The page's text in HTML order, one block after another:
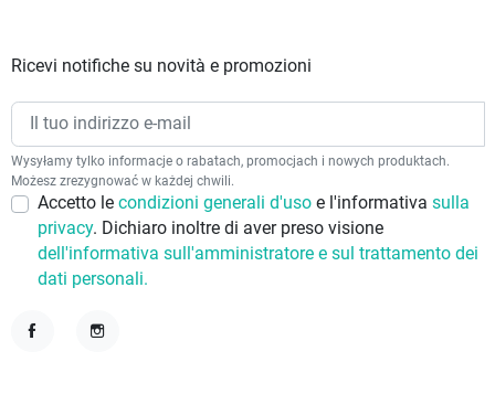
Ricevi notifiche su novità e promozioni
Wysyłamy tylko informacje o rabatach, promocjach i nowych produktach.
Możesz zrezygnować w każdej chwili.
Accetto le condizioni generali d'uso e l'informativa sulla
privacy. Dichiaro inoltre di aver preso visione
dell'informativa sull'amministratore e sul trattamento dei
dati personali.